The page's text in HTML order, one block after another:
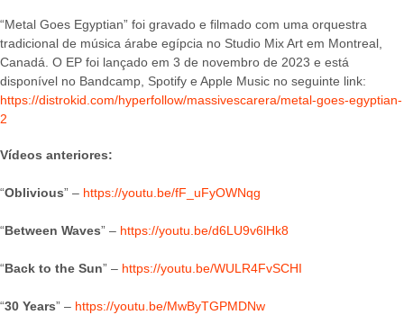
“Metal Goes Egyptian” foi gravado e filmado com uma orquestra
tradicional de música árabe egípcia no Studio Mix Art em Montreal,
Canadá. O EP foi lançado em 3 de novembro de 2023 e está
disponível no Bandcamp, Spotify e Apple Music no seguinte link:
https://distrokid.com/hyperfollow/massivescarera/metal-goes-egyptian-
2
Vídeos anteriores:
“Oblivious” – https://youtu.be/fF_uFyOWNqg
“ Between Waves” – https://youtu.be/d6LU9v6lHk8
“ Back to the Sun” – https://youtu.be/WULR4FvSCHI
“30 Years” – https://youtu.be/MwByTGPMDNw